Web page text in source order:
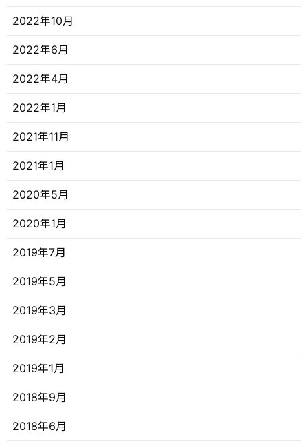
2022年10月
2022年6月
2022年4月
2022年1月
2021年11月
2021年1月
2020年5月
2020年1月
2019年7月
2019年5月
2019年3月
2019年2月
2019年1月
2018年9月
2018年6月